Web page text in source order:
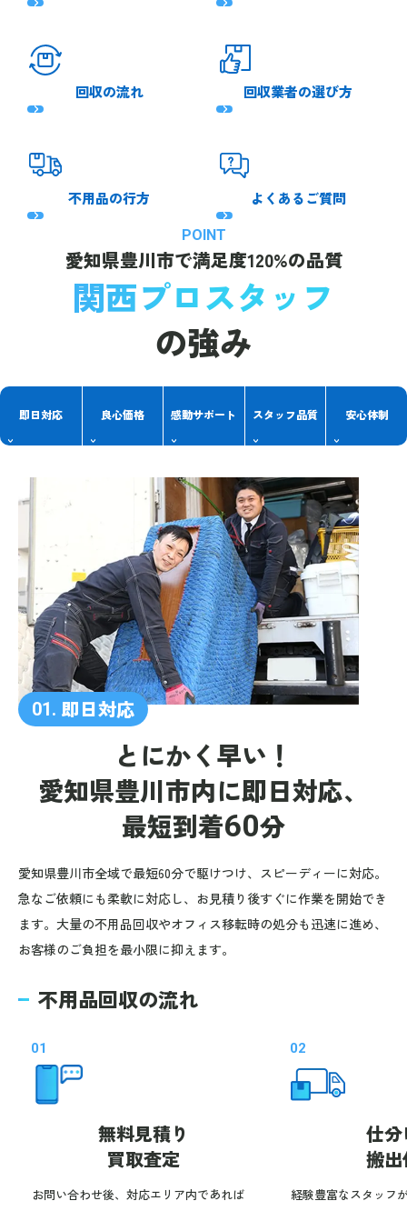
回収の流れ 回収業者の選び方
不用品の行方 よくあるご質問
POINT
愛知県豊川市で満足度120%の品質
関西プロスタッフ
の強み
即日対応 良心価格 感動サポート スタッフ品質 安心体制
01. 即日対応
とにかく早い！
愛知県豊川市内に即日対応、
最短到着60分
愛知県豊川市全域で最短60分で駆けつけ、スピーディーに対応。
急なご依頼にも柔軟に対応し、お見積り後すぐに作業を開始でき
ます。大量の不用品回収やオフィス移転時の処分も迅速に進め、
お客様のご負担を最小限に抑えます。
不用品回収の流れ
01
無料見積り
買取査定
お問い合わせ後、対応エリア内であれば
02
仕
搬
経験豊富なスタッフ